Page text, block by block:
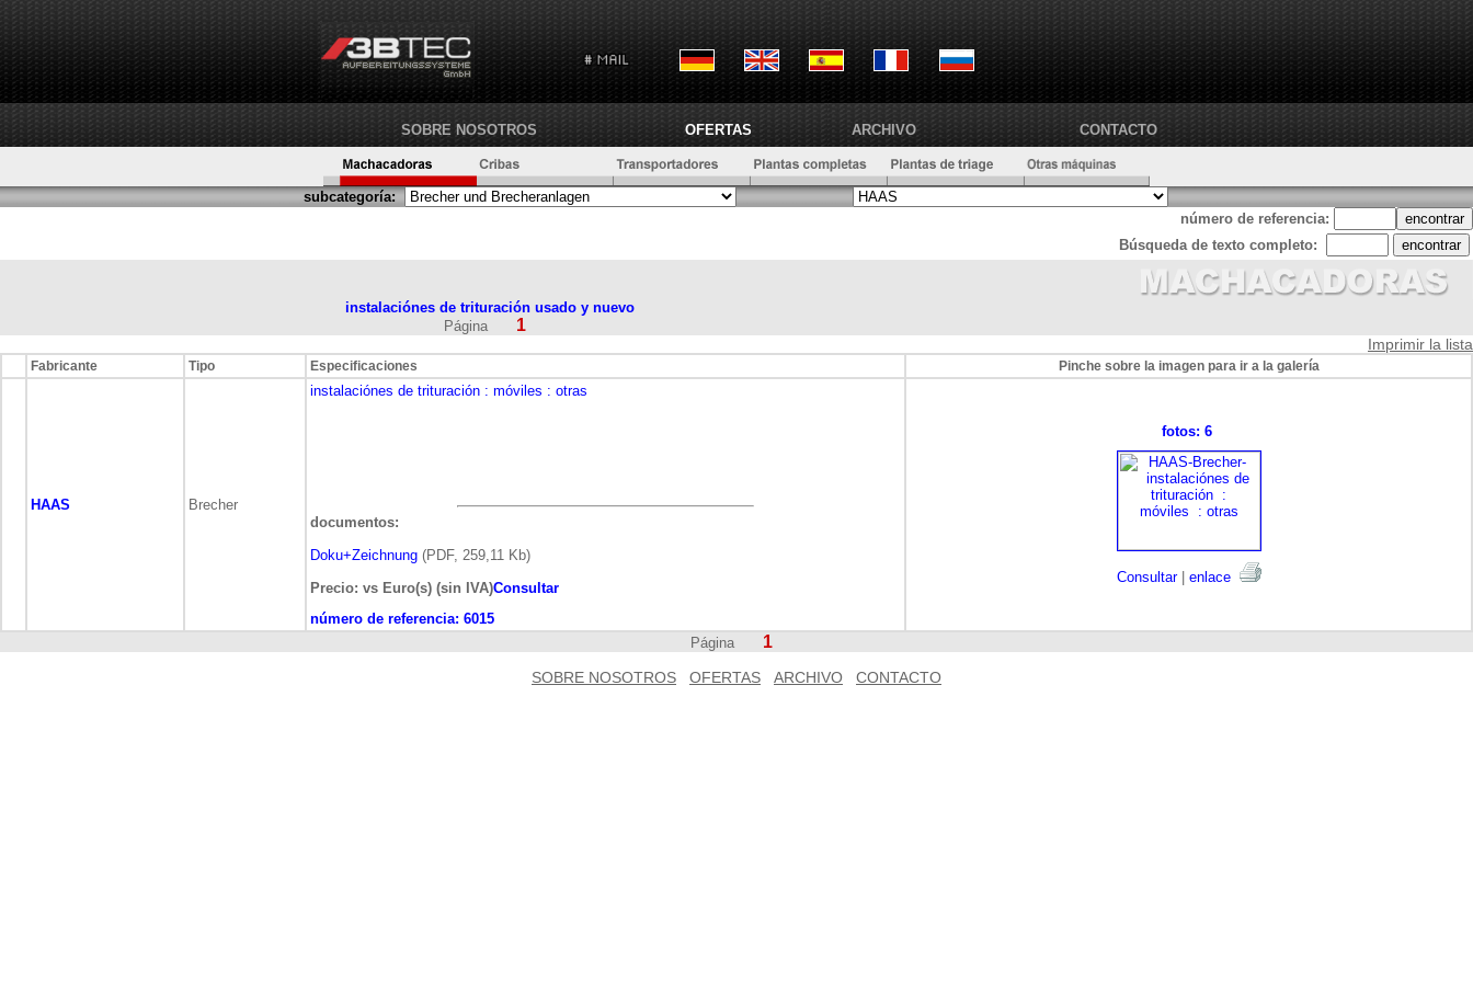
SOBRE NOSOTROS OFERTAS ARCHIVO CONTACTO
subcategoría:
número de referencia:
Búsqueda de texto completo:
instalaciónes de trituración usado y nuevo
Página
1
Imprimir la lista
Fabricante Tipo Especificaciones Pinche sobre la imagen para ir a la galería
HAAS Brecher
instalaciónes de trituración : móviles : otras
documentos:
Doku+Zeichnung (PDF, 259,11 Kb)
Precio: vs Euro(s) (sin IVA)Consultar
número de referencia: 6015
fotos: 6
Consultar| enlace
Página 1
SOBRE NOSOTROS OFERTAS ARCHIVO CONTACTO